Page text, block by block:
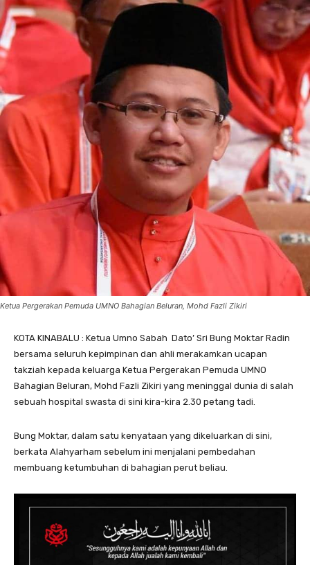
Ketua Pergerakan Pemuda UMNO Bahagian Beluran, Mohd Fazli Zikiri
KOTA KINABALU : Ketua Umno Sabah Dato’ Sri Bung Moktar Radin
bersama seluruh kepimpinan dan ahli merakamkan ucapan
takziah kepada keluarga Ketua Pergerakan Pemuda UMNO
Bahagian Beluran, Mohd Fazli Zikiri yang meninggal dunia di salah
sebuah hospital swasta di sini kira-kira 2.30 petang tadi.
Bung Moktar, dalam satu kenyataan yang dikeluarkan di sini,
berkata Alahyarham sebelum ini menjalani pembedahan
membuang ketumbuhan di bahagian perut beliau.